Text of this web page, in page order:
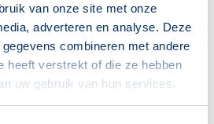
van onze site met onze
adverteren en analyse. Deze
combineren met andere
heeft verstrekt of die ze hebben
uw gebruik van hun services.
Supermarkten
2